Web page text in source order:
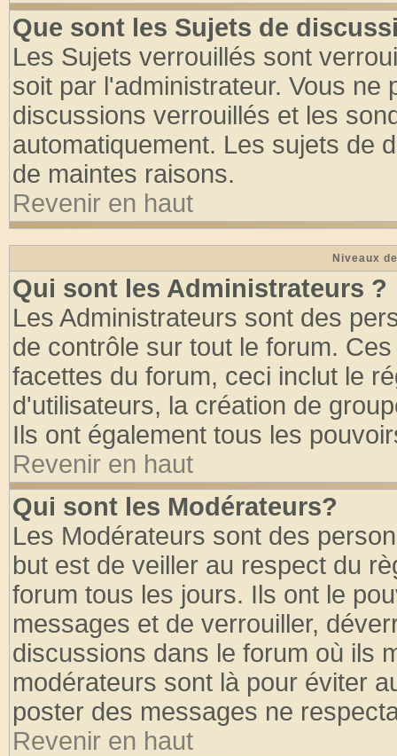
Que sont les Sujets de
Les Sujets verrouillés sont
soit par l'administrateur. Vous
discussions verrouillés et les
automatiquement. Les sujets de
de maintes raisons.
Revenir en haut
Niveaux
Qui sont les Administrateurs ?
Les Administrateurs sont des
de contrôle sur tout le forum.
facettes du forum, ceci inclut le
d'utilisateurs, la création de
Ils ont également tous les
Revenir en haut
Qui sont les Modérateurs?
Les Modérateurs sont des
but est de veiller au respect du
forum tous les jours. Ils ont le
messages et de verrouiller,
discussions dans le forum où ils
modérateurs sont là pour éviter
poster des messages ne
Revenir en haut